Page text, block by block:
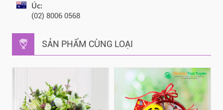
Úc:
(02) 8006 0568
SẢN PHẨM CÙNG LOẠI